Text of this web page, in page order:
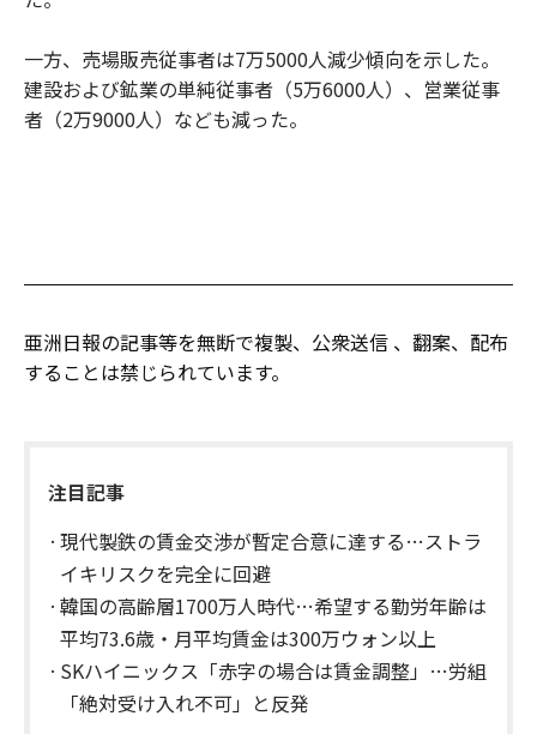
一方、売場販売従事者は7万5000人減少傾向を示した。
建設および鉱業の単純従事者（5万6000人）、営業従事
者（2万9000人）なども減った。
亜洲日報の記事等を無断で複製、公衆送信 、翻案、配布
することは禁じられています。
注目記事
現代製鉄の賃金交渉が暫定合意に達する…ストラ
イキリスクを完全に回避
韓国の高齢層1700万人時代…希望する勤労年齢は
平均73.6歳・月平均賃金は300万ウォン以上
SKハイニックス「赤字の場合は賃金調整」…労組
「絶対受け入れ不可」と反発